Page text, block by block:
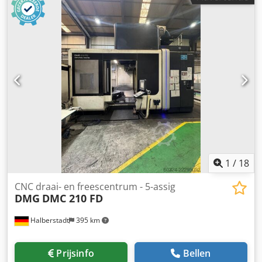
verplaatsing: 1000 mm Z-verplaatsing: 1000 mm NC-
zwenkdraaitafel: Ø 1250 mm Gereedschaphouder: HSK -
A100 Aantal gereedschapsposities in magazijn: 40
Spiltoerental: 12.000 tpm Hoofdaandrijving: 44 kW Interne
koeling: 40 bar Aanvullende informatie: - Universele
freeskop met gestuurde B-as - Gereedschapswisselaar
horizontaal met dubbele grijper - Conusreiniging voor HSK
- A 100 - Veiligheidscabine - Koelmiddelreservoir 600 l -
Spanentransporteur - Draaibaar zichtvenster - 3D-
baanbesturing - Infrarood meettaster merk Heidenhain TS
649 DMG - Elektronisch handwiel Siemens 840D -
Spoelpistool met pomp Machine kan in overleg onder
spanning worden bezichtigd.
1 / 18
Halberstadt 395 km
CNC draai- en freescentrum - 5-assig
DMG DMC 210 FD
Prijsinfo Bellen